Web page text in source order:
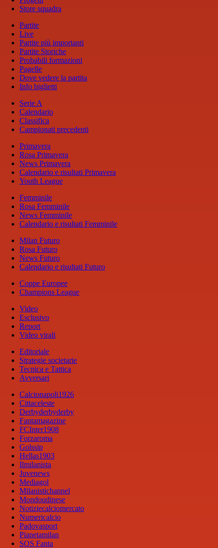
Store squadra
Partite
Live
Partite più importanti
Partite Storiche
Probabili formazioni
Pagelle
Dove vedere la partita
Info biglietti
Serie A
Calendario
Classifica
Campionati precedenti
Primavera
Rosa Primavera
News Primavera
Calendario e risultati Primavera
Youth League
Femminile
Rosa Femminile
News Femminile
Calendario e risultati Femminile
Milan Futuro
Rosa Futuro
News Futuro
Calendario e risultati Futuro
Coppe Europee
Champions League
Video
Esclusivo
Report
Video virali
Editoriale
Strategie societarie
Tecnica e Tattica
Avversari
Calcionapoli1926
Cittaceleste
Derbyderbyderby
Fantamagazine
FCInter1908
Forzaroma
Golssip
Hellas1903
Ilmilanista
Juvenews
Mediagol
Milanistichannel
Mondoudinese
Notiziecalciomercato
Numericalcio
Padovasport
Pianetamilan
SOS Fanta